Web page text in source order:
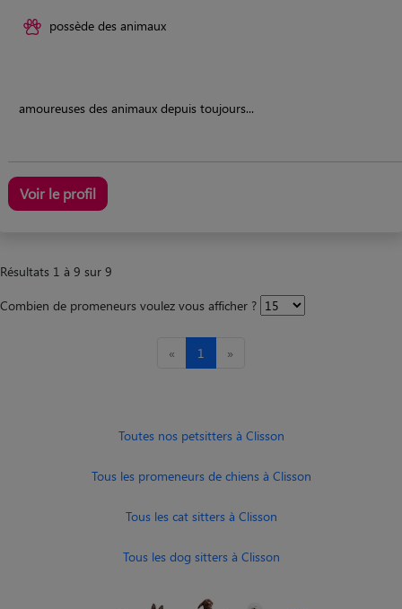
possède des animaux
amoureuses des animaux depuis toujours...
Voir le profil
Résultats 1 à 9 sur 9
Combien de promeneurs voulez vous afficher ?
« 1 »
Toutes nos petsitters à Clisson
Tous les promeneurs de chiens à Clisson
Tous les cat sitters à Clisson
Tous les dog sitters à Clisson